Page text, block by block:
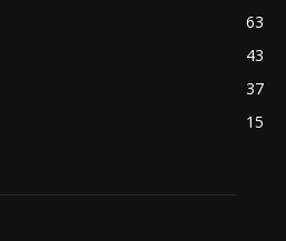
63
43
37
15